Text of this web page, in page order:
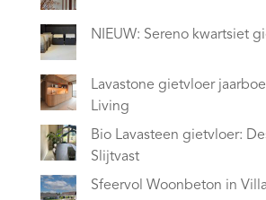
NIEUW: Sereno kwartsiet
Lavastone gietvloer
Living
Bio Lavasteen gietvloer:
Slijtvast
Sfeervol Woonbeton in